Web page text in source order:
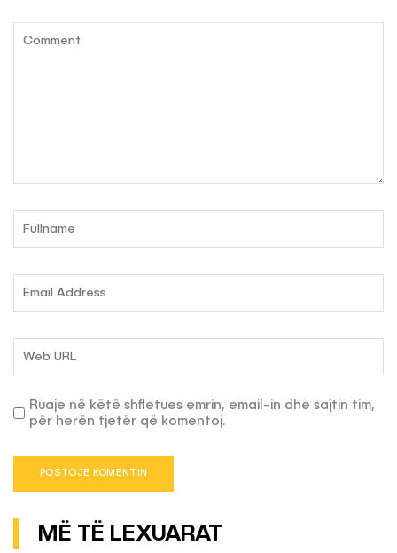
Ruaje në këtë shfletues emrin, email-in dhe sajtin tim,
për herën tjetër që komentoj.
MË TË LEXUARAT